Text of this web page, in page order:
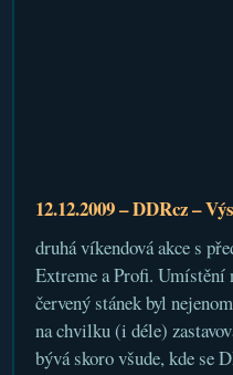
12.12.2009 – DDRcz –
druhá víkendová akce s
Extreme a Profi. Umístění
červený stánek byl
na chvilku (i déle)
bývá skoro všude, kde se